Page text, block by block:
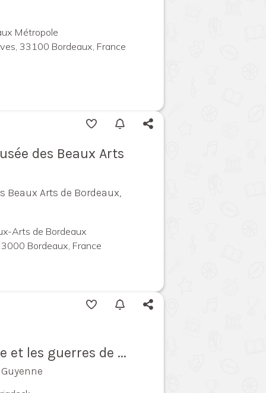
Métropole
33100 Bordeaux, France
des Beaux Arts
Beaux Arts de Bordeaux,
Arts de Bordeaux
Bordeaux, France
et les guerres de ...